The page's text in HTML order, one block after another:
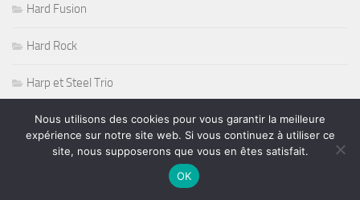
Hard Fusion
Hard Rock
Harp et Steel Trio
Herbie Hancock
hip hop
Nous utilisons des cookies pour vous garantir la meilleure
expérience sur notre site web. Si vous continuez à utiliser ce
site, nous supposerons que vous en êtes satisfait.
OK